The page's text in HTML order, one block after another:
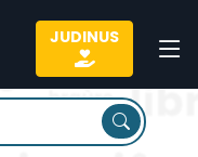
JUDINUS